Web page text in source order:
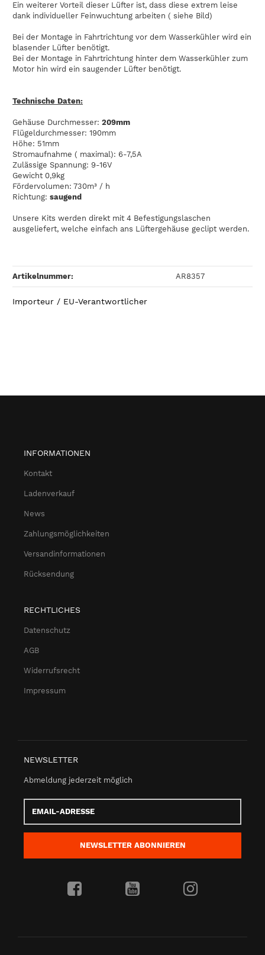
Ein weiterer Vorteil dieser Lüfter ist, dass diese extrem leise
dank individueller Feinwuchtung arbeiten ( siehe Bild)
Bei der Montage in Fahrtrichtung vor dem Wasserkühler wird ein
blasender Lüfter benötigt.
Bei der Montage in Fahrtrichtung hinter dem Wasserkühler zum
Motor hin wird ein saugender Lüfter benötigt.
Technische Daten:
Gehäuse Durchmesser: 209mm
Flügeldurchmesser: 190mm
Höhe: 51mm
Stromaufnahme ( maximal): 6-7,5A
Zulässige Spannung: 9-16V
Gewicht 0,9kg
Fördervolumen: 730m³ / h
Richtung: saugend
Unsere Kits werden direkt mit 4 Befestigungslaschen
ausgeliefert, welche einfach ans Lüftergehäuse geclipt werden.
Artikelnummer: AR8357
Importeur / EU-Verantwortlicher
INFORMATIONEN
Kontakt
Ladenverkauf
News
Zahlungsmöglichkeiten
Versandinformationen
Rücksendung
RECHTLICHES
Datenschutz
AGB
Widerrufsrecht
Impressum
NEWSLETTER
Abmeldung jederzeit möglich
Adresse
NEWSLETTER ABONNIEREN